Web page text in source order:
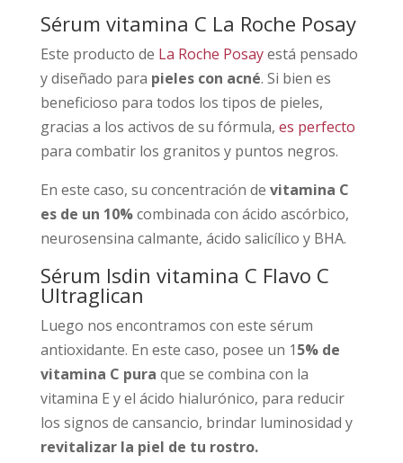
Sérum vitamina C La Roche Posay
Este producto de La Roche Posayestá pensado
y diseñado para pieles con acné. Si bien es
beneficioso para todos los tipos de pieles,
gracias a los activos de su fórmula, es perfecto
para combatir los granitos y puntos negros.
En este caso, su concentración de vitamina C
es de un 10%combinada con ácido ascórbico,
neurosensina calmante, ácido salicílico y BHA.
Sérum Isdin vitamina C Flavo C
Ultraglican
Luego nos encontramos con este sérum
antioxidante. En este caso, posee un 15% de
vitamina C pura que se combina con la
vitamina E y el ácido hialurónico, para reducir
los signos de cansancio, brindar luminosidad y
revitalizar la piel de tu rostro.